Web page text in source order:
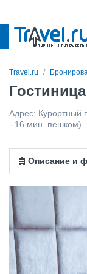
Travel.ru
Адрес: Курортный
- 16 мин. пешком)
Описание и